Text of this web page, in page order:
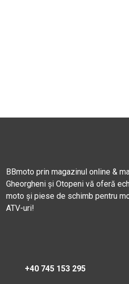
BBmoto prin magazinul online &
Gheorgheni și Otopeni vă oferă
moto și piese de schimb pentru
ATV-uri!
+40 745 153 295